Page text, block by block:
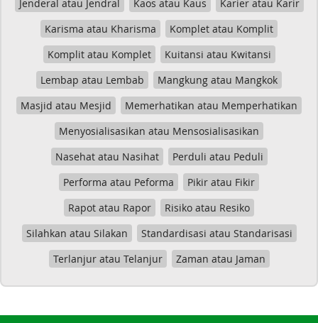
Jenderal atau Jendral
Kaos atau Kaus
Karier atau Karir
Karisma atau Kharisma
Komplet atau Komplit
Komplit atau Komplet
Kuitansi atau Kwitansi
Lembap atau Lembab
Mangkung atau Mangkok
Masjid atau Mesjid
Memerhatikan atau Memperhatikan
Menyosialisasikan atau Mensosialisasikan
Nasehat atau Nasihat
Perduli atau Peduli
Performa atau Peforma
Pikir atau Fikir
Rapot atau Rapor
Risiko atau Resiko
Silahkan atau Silakan
Standardisasi atau Standarisasi
Terlanjur atau Telanjur
Zaman atau Jaman